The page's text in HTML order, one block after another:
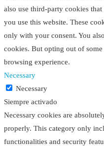
also use third-party cookies
you use this website. These
only with your consent. You
cookies. But opting out of
browsing experience.
Necessary
Necessary
Siempre activado
Necessary cookies are
properly. This category only
functionalities and security